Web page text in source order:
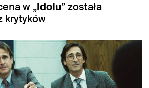
w „Idolu” została
krytyków